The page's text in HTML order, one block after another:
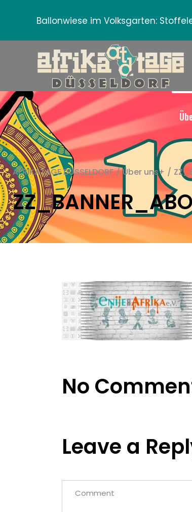
Ballonwiese im Volksgarten:
AFRIKATAGE DÜSSELDORF / Über uns+ /
No
Leave a